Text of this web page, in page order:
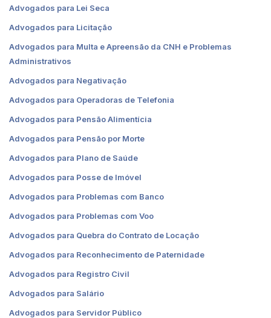
Advogados para Lei Seca
Advogados para Licitação
Advogados para Multa e Apreensão da CNH e Problemas
Administrativos
Advogados para Negativação
Advogados para Operadoras de Telefonia
Advogados para Pensão Alimentícia
Advogados para Pensão por Morte
Advogados para Plano de Saúde
Advogados para Posse de Imóvel
Advogados para Problemas com Banco
Advogados para Problemas com Voo
Advogados para Quebra do Contrato de Locação
Advogados para Reconhecimento de Paternidade
Advogados para Registro Civil
Advogados para Salário
Advogados para Servidor Público